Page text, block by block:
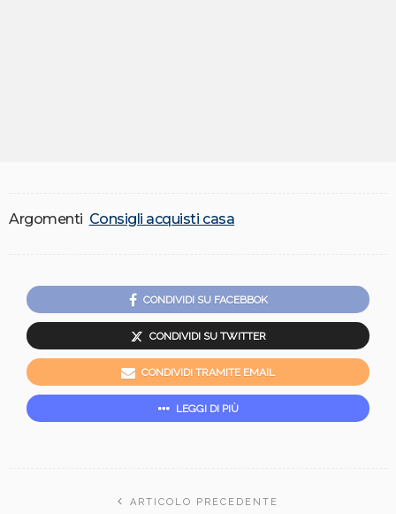
Argomenti Consigli acquisti casa
CONDIVIDI SU FACEBBOK
CONDIVIDI SU TWITTER
CONDIVIDI TRAMITE EMAIL
LEGGI DI PIÙ
ARTICOLO PRECEDENTE